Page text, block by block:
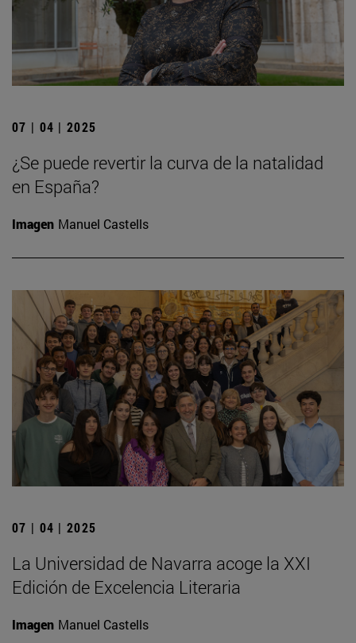
07 | 04 | 2025
¿Se puede revertir la curva de la natalidad
en España?
Imagen Manuel Castells
07 | 04 | 2025
La Universidad de Navarra acoge la XXI
Edición de Excelencia Literaria
Imagen Manuel Castells